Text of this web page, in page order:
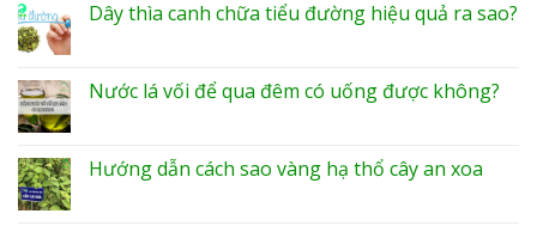
Dây thìa canh chữa tiểu đường hiệu quả ra sao?
Nước lá vối để qua đêm có uống được không?
Hướng dẫn cách sao vàng hạ thổ cây an xoa